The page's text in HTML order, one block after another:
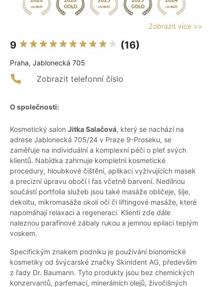
Zobrazit více >>
9 (16)
Praha, Jablonecká 705
Zobrazit telefonní číslo
O společnosti:
Kosmetický salon Jitka Salačová, který se nachází na
adrese Jablonecká 705/24 v Praze 9-Proseku, se
zaměřuje na individuální a komplexní péči o pleť svých
klientů. Nabídka zahrnuje kompletní kosmetické
procedury, hloubkové čištění, aplikaci vyživujících masek
a precizní úpravu obočí i řas včetně barvení. Nedílnou
součástí portfolia služeb jsou také masáže obličeje, šíje,
dekoltu, mikromasáže okolí očí či liftingové masáže, které
napomáhají relaxaci a regeneraci. Klienti zde dále
naleznou parafínové zábaly rukou a jemnou epilaci teplým
voskem.
Specifickým znakem podniku je používání bionomické
kosmetiky od švýcarské značky SkinIdent AG, především
z řady Dr. Baumann. Tyto produkty jsou bez chemických
konzervantů, parfemací, minerálních olejů, živočišných